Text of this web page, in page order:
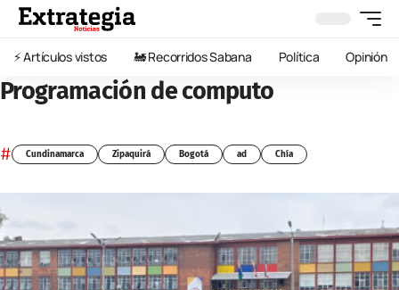
⚡️ Artículos vistos 🚂 Recorridos Sabana Política Opinión
Programación de computo
# Cundinamarca Zipaquirá Bogotá ad Chía